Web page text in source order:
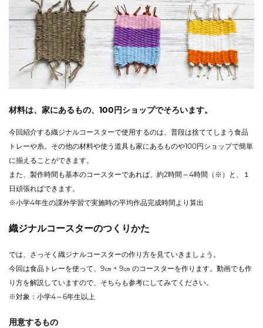
材料は、家にあるもの、100円ショップでそろいます。
今回紹介する織ジナルコースターで使用するのは、普段は捨ててしまう食品
トレーや糸。その他の材料や使う道具も家にあるものや100円ショップで簡単
に揃えることができます。
また、製作時間も基本のコースターであれば、約2時間～4時間（※）と、１
日頑張ればできます。
※小学4年生の課外学習で実施時の平均作品完成時間より算出
織ジナルコースターのつくりかた
では、さっそく織ジナルコースターの作り方を見ていきましょう。
今回は食品トレーを使って、9㎝ × 9㎝ のコースターを作ります。動画でも作
り方を解説していますので、そちらも参考にしてみてください。
※対象：小学4～6年生以上
用意するもの